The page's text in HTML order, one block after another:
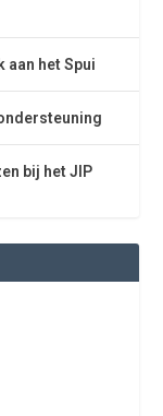
aan het Spui
bij het JIP